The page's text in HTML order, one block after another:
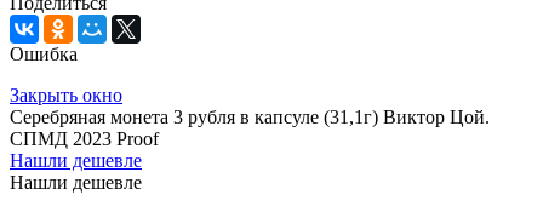
Ошибка
Закрыть окно
Серебряная монета 3 рубля в капсуле (31,1г) Виктор Цой.
СПМД 2023 Proof
Нашли дешевле
Нашли дешевле